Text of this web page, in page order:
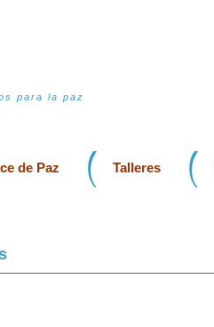
para la paz
de Paz Talleres